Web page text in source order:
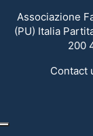
Associazione
(PU) Italia
200
Contact